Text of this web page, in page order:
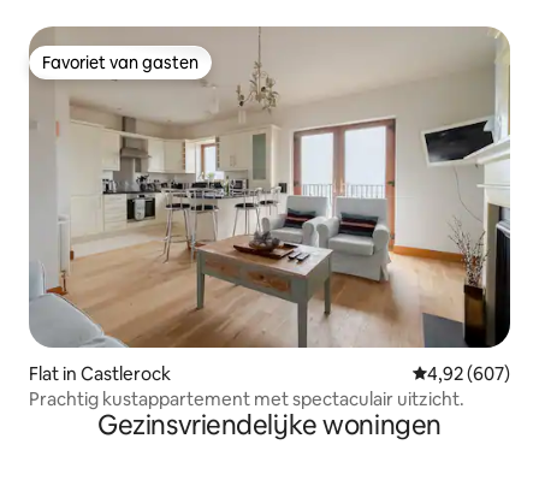
Favoriet van gasten
Favoriet van gasten
Flat in Castlerock Gemiddelde
4,92 (607)
Prachtig kustappartement met spectaculair uitzicht.
Gezinsvriendelijke woningen